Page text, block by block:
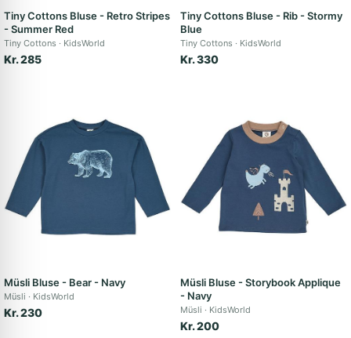
Tiny Cottons Bluse - Retro Stripes
- Summer Red
Tiny Cottons KidsWorld
Kr. 285
Tiny Cottons Bluse - Rib - Stormy
Blue
Tiny Cottons KidsWorld
Kr. 330
Müsli Bluse - Bear - Navy
Müsli KidsWorld
Kr. 230
Müsli Bluse - Storybook Applique
- Navy
Müsli KidsWorld
Kr. 200